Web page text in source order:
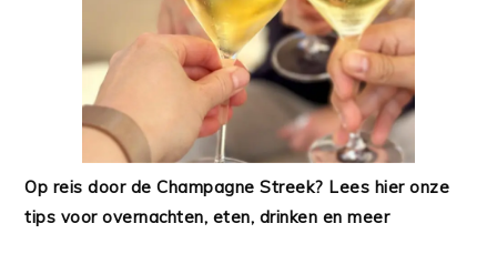
Op reis door de Champagne Streek? Lees hier onze
tips voor overnachten, eten, drinken en meer